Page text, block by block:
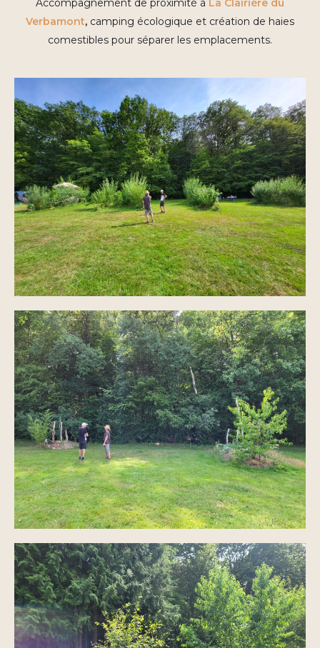
Accompagnement de proximité à La Clairière du
Verbamont, camping écologique et création de haies
comestibles pour séparer les emplacements.